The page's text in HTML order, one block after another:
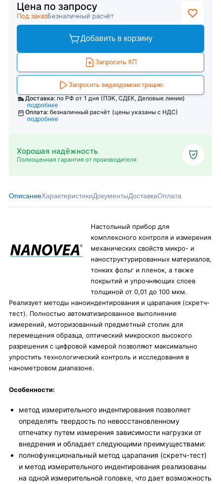
Цена по запросу
Под заказБезналичный расчёт
Добавить в корзину
Запросить КП
Запросить видеодемонстрацию
Доставка: по РФ от 1 дня (ПЭК, СДЕК, Деловые линии)
подробнее
Оплата: безналичный расчёт (цены указаны с НДС)
подробнее
Хорошая надёжность
Полноценная гарантия от производителя
ОписаниеХарактеристикиДокументыДоставкаОплата
Настольный прибор для
комплексного контроля и измерения
механических свойств микро- и
наноструктурированных материалов,
тонких фольг и пленок, а также
покрытий и упрочняющих слоев
толщиной от 0,01 до 100 мкм.
Реализует методы наноиндентирования и царапания (скретч-
тест). Полностью автоматизированное выполнение
измерений, моторизованный предметный столик для
перемещения образца, оптический микроскоп высокого
разрешения с цифровой камерой позволяют максимально
упростить технологический контроль и исследования в
нанометровом диапазоне.
Особенности:
метод измерительного индентирования позволяет
определять твердость по невосстановленному
отпечатку путем измерения зависимости нагрузки от
внедрения и обладает следующими преимуществами:
полнофункциональный метод царапания (скретч-тест)
и метод измерительного индентирования реализованы
на одной измерительной головке, что дает возможность